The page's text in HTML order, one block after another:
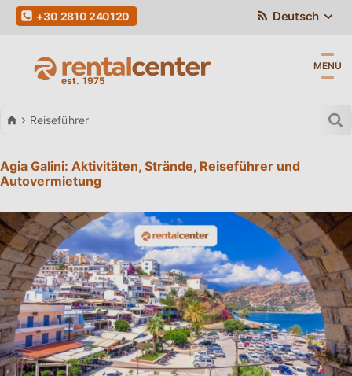
Deutsch
+30 2810 240120
MENÜ
Autovermietung
Reiseführer
Agia Galini: Aktivitäten, Strände, Reiseführer und
Autovermietung